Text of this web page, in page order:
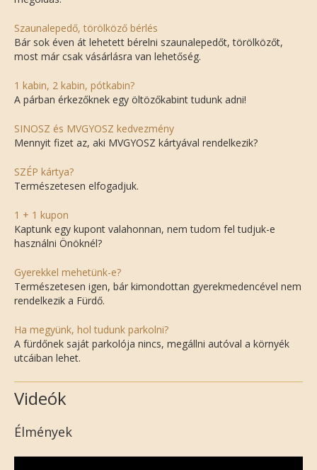
Szaunalepedő, törölköző bérlés
Bár sok éven át lehetett bérelni szaunalepedőt, törölközőt,
most már csak vásárlásra van lehetőség.
1 kabin, 2 kabin, pótkabin?
A párban érkezőknek egy öltözőkabint tudunk adni!
SINOSZ és MVGYOSZ kedvezmény
Mennyit fizet az, aki MVGYOSZ kártyával rendelkezik?
SZÉP kártya?
Természetesen elfogadjuk.
1 + 1 kupon
Kaptunk egy kupont valahonnan, nem tudom fel tudjuk-e
használni Önöknél?
Gyerekkel mehetünk-e?
Természetesen igen, bár kimondottan gyerekmedencével nem
rendelkezik a Fürdő.
Ha megyünk, hol tudunk parkolni?
A fürdőnek saját parkolója nincs, megállni autóval a környék
utcáiban lehet.
Videók
Élmények